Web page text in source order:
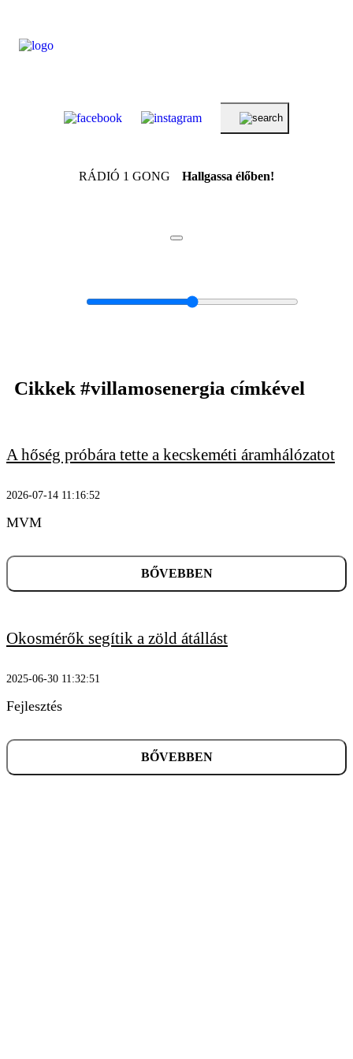
RÁDIÓ 1 GONG Hallgassa élőben!
Cikkek #villamosenergia címkével
A hőség próbára tette a kecskeméti áramhálózatot
2026-07-14 11:16:52
MVM
BŐVEBBEN
Okosmérők segítik a zöld átállást
2025-06-30 11:32:51
Fejlesztés
BŐVEBBEN